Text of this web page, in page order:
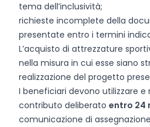
tema dell’inclusività;
richieste incomplete della
presentate entro i termini
L’acquisto di attrezzature
nella misura in cui esse siano
realizzazione del progetto
I beneficiari devono utilizzare e
contributo deliberato entro 24
comunicazione di